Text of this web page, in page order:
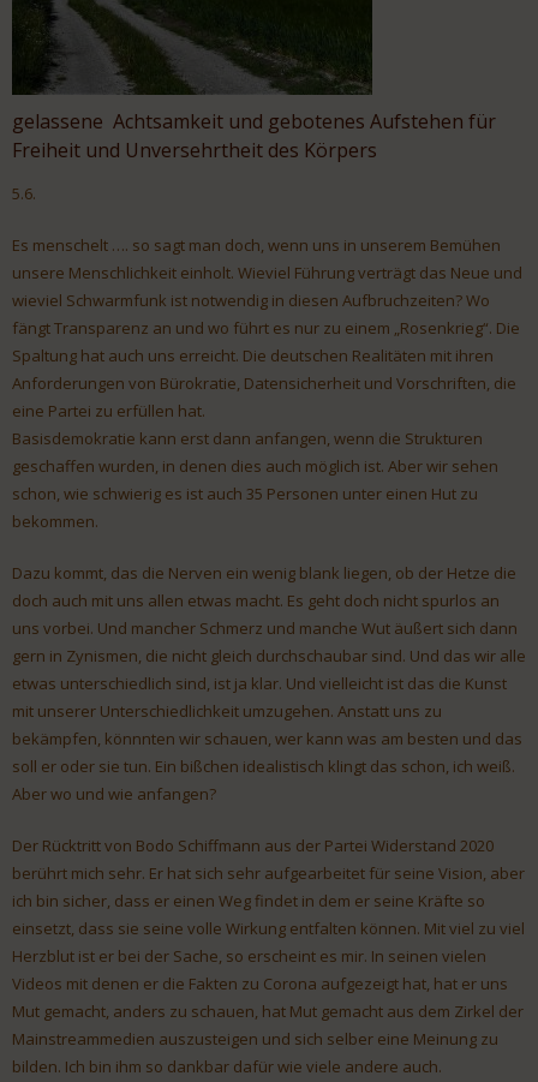
gelassene Achtsamkeit und gebotenes Aufstehen für
Freiheit und Unversehrtheit des Körpers
5.6.
Es menschelt …. so sagt man doch, wenn uns in unserem Bemühen
unsere Menschlichkeit einholt. Wieviel Führung verträgt das Neue und
wieviel Schwarmfunk ist notwendig in diesen Aufbruchzeiten? Wo
fängt Transparenz an und wo führt es nur zu einem „Rosenkrieg“. Die
Spaltung hat auch uns erreicht. Die deutschen Realitäten mit ihren
Anforderungen von Bürokratie, Datensicherheit und Vorschriften, die
eine Partei zu erfüllen hat.
Basisdemokratie kann erst dann anfangen, wenn die Strukturen
geschaffen wurden, in denen dies auch möglich ist. Aber wir sehen
schon, wie schwierig es ist auch 35 Personen unter einen Hut zu
bekommen.
Dazu kommt, das die Nerven ein wenig blank liegen, ob der Hetze die
doch auch mit uns allen etwas macht. Es geht doch nicht spurlos an
uns vorbei. Und mancher Schmerz und manche Wut äußert sich dann
gern in Zynismen, die nicht gleich durchschaubar sind. Und das wir alle
etwas unterschiedlich sind, ist ja klar. Und vielleicht ist das die Kunst
mit unserer Unterschiedlichkeit umzugehen. Anstatt uns zu
bekämpfen, könnnten wir schauen, wer kann was am besten und das
soll er oder sie tun. Ein bißchen idealistisch klingt das schon, ich weiß.
Aber wo und wie anfangen?
Der Rücktritt von Bodo Schiffmann aus der Partei Widerstand 2020
berührt mich sehr. Er hat sich sehr aufgearbeitet für seine Vision, aber
ich bin sicher, dass er einen Weg findet in dem er seine Kräfte so
einsetzt, dass sie seine volle Wirkung entfalten können. Mit viel zu viel
Herzblut ist er bei der Sache, so erscheint es mir. In seinen vielen
Videos mit denen er die Fakten zu Corona aufgezeigt hat, hat er uns
Mut gemacht, anders zu schauen, hat Mut gemacht aus dem Zirkel der
Mainstreammedien auszusteigen und sich selber eine Meinung zu
bilden. Ich bin ihm so dankbar dafür wie viele andere auch.